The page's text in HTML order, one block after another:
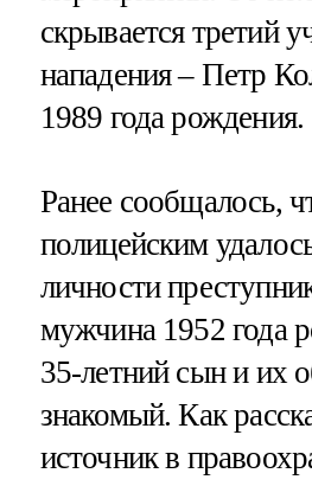
скрывается третий
нападения – Петр
1989 года рождения.
Ранее сообщалось,
полицейским
личности
мужчина 1952 года
35-летний сын и их
знакомый. Как
источник в